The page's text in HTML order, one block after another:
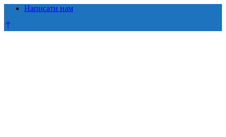
Написати нам
Прокрутка
до